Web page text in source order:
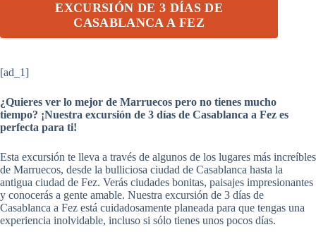
EXCURSIÓN DE 3 DÍAS DE
CASABLANCA A FEZ
[ad_1]
¿Quieres ver lo mejor de Marruecos pero no tienes mucho
tiempo? ¡Nuestra excursión de 3 días de Casablanca a Fez es
perfecta para ti!
Esta excursión te lleva a través de algunos de los lugares más increíbles
de Marruecos, desde la bulliciosa ciudad de Casablanca hasta la
antigua ciudad de Fez. Verás ciudades bonitas, paisajes impresionantes
y conocerás a gente amable. Nuestra excursión de 3 días de
Casablanca a Fez está cuidadosamente planeada para que tengas una
experiencia inolvidable, incluso si sólo tienes unos pocos días.